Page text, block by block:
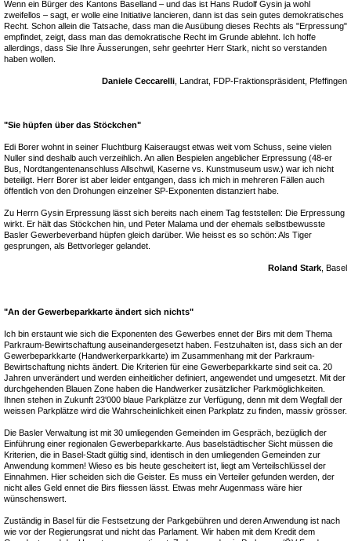
Wenn ein Bürger des Kantons Baselland – und das ist Hans Rudolf Gysin ja wohl
zweifellos – sagt, er wolle eine Initiative lancieren, dann ist das sein gutes demokratisches
Recht. Schon allein die Tatsache, dass man die Ausübung dieses Rechts als "Erpressung"
empfindet, zeigt, dass man das demokratische Recht im Grunde ablehnt. Ich hoffe
allerdings, dass Sie Ihre Äusserungen, sehr geehrter Herr Stark, nicht so verstanden
haben wollen.
Daniele Ceccarelli , Landrat, FDP-Fraktionspräsident, Pfeffingen
"Sie hüpfen über das Stöckchen"
Edi Borer wohnt in seiner Fluchtburg Kaiseraugst etwas weit vom Schuss, seine vielen
Nuller sind deshalb auch verzeihlich. An allen Bespielen angeblicher Erpressung (48-er
Bus, Nordtangentenanschluss Allschwil, Kaserne vs. Kunstmuseum usw.) war ich nicht
beteiligt. Herr Borer ist aber leider entgangen, dass ich mich in mehreren Fällen auch
öffentlich von den Drohungen einzelner SP-Exponenten distanziert habe.
Zu Herrn Gysin Erpressung lässt sich bereits nach einem Tag feststellen: Die Erpressung
wirkt. Er hält das Stöckchen hin, und Peter Malama und der ehemals selbstbewusste
Basler Gewerbeverband hüpfen gleich darüber. Wie heisst es so schön: Als Tiger
gesprungen, als Bettvorleger gelandet.
Roland Stark , Basel
"An der Gewerbeparkkarte ändert sich nichts"
Ich bin erstaunt wie sich die Exponenten des Gewerbes ennet der Birs mit dem Thema
Parkraum-Bewirtschaftung auseinandergesetzt haben. Festzuhalten ist, dass sich an der
Gewerbeparkkarte (Handwerkerparkkarte) im Zusammenhang mit der Parkraum-
Bewirtschaftung nichts ändert. Die Kriterien für eine Gewerbeparkkarte sind seit ca. 20
Jahren unverändert und werden einheitlicher definiert, angewendet und umgesetzt. Mit der
durchgehenden Blauen Zone haben die Handwerker zusätzlicher Parkmöglichkeiten.
Ihnen stehen in Zukunft 23'000 blaue Parkplätze zur Verfügung, denn mit dem Wegfall der
weissen Parkplätze wird die Wahrscheinlichkeit einen Parkplatz zu finden, massiv grösser.
Die Basler Verwaltung ist mit 30 umliegenden Gemeinden im Gespräch, bezüglich der
Einführung einer regionalen Gewerbeparkkarte. Aus baselstädtischer Sicht müssen die
Kriterien, die in Basel-Stadt gültig sind, identisch in den umliegenden Gemeinden zur
Anwendung kommen! Wieso es bis heute gescheitert ist, liegt am Verteilschlüssel der
Einnahmen. Hier scheiden sich die Geister. Es muss ein Verteiler gefunden werden, der
nicht alles Geld ennet die Birs fliessen lässt. Etwas mehr Augenmass wäre hier
wünschenswert.
Zuständig in Basel für die Festsetzung der Parkgebühren und deren Anwendung ist nach
wie vor der Regierungsrat und nicht das Parlament. Wir haben mit dem Kredit dem